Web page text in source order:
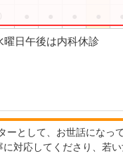
日午後は内科休診
ーとして、お世話になっ
に対応してくださり、若